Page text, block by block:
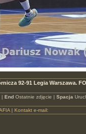
92-91 Legia Warszawa.
| EndOstatnie zdjęcie | Spacja
| Kontakt e-mail: